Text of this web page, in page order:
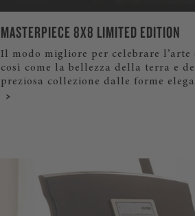
MASTERPIECE 8X8 LIMITED EDITION
Il modo migliore per celebrare l’arte
così come la bellezza della terra e
preziosa collezione dalle forme